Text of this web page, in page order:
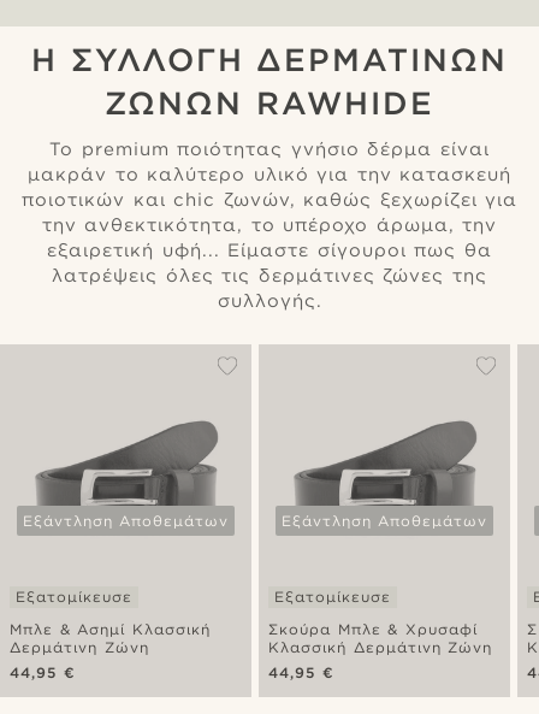
Η ΣΥΛΛΟΓΉ ΔΕΡΜΆΤΙΝΩΝ
ΖΩΝΏΝ RAWHIDE
Το premium ποιότητας γνήσιο δέρμα είναι
μακράν το καλύτερο υλικό για την κατασκευή
ποιοτικών και chic ζωνών, καθώς ξεχωρίζει για
την ανθεκτικότητα, το υπέροχο άρωμα, την
εξαιρετική υφή... Είμαστε σίγουροι πως θα
λατρέψεις όλες τις δερμάτινες ζώνες της
συλλογής.
Εξάντληση Αποθεμάτων
Μπλε & Ασημί Κλασσική
Δερμάτινη Ζώνη
Εξατομίκευσε
44,95 €
Εξάντληση Αποθεμάτων
Σκούρα Μπλε & Χρυσαφί
Κλασσική Δερμάτινη Ζώνη
Εξατομίκευσε
44,95 €